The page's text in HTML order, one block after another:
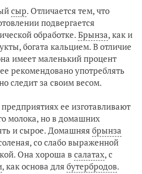
сыр. Отличается тем, что
подвергается
обработке.Брынза, как и
богата кальцием. В отличие
имеет маленький процент
рекомендовано употреблять
следит за своим весом.
ее изготавливают
молока, но в домашних
и сырое. Домашняябрынза
со слабо выраженной
Она хороша всалатах, с
, как основа длябутербродов.